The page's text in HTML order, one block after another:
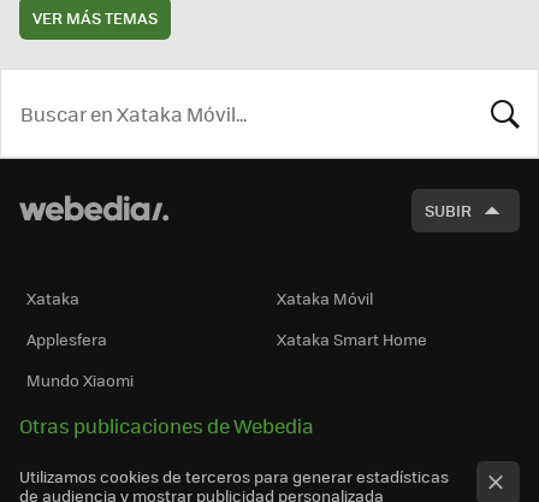
VER MÁS TEMAS
SUBIR
Xataka
Xataka Móvil
Applesfera
Xataka Smart Home
Mundo Xiaomi
Otras publicaciones de Webedia
Utilizamos cookies de terceros para generar estadísticas
de audiencia y mostrar publicidad personalizada